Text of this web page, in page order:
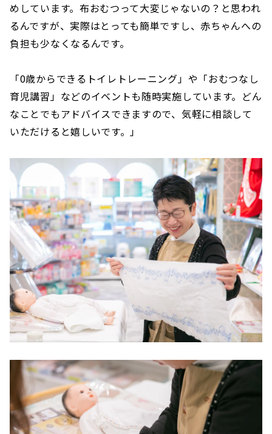
めしています。布おむつって大変じゃないの？と思われ
るんですが、実際はとっても簡単ですし、赤ちゃんへの
負担も少なくなるんです。
「0歳からできるトイレトレーニング」や「おむつなし
育児講習」などのイベントも随時実施しています。どん
なことでもアドバイスできますので、気軽に相談して
いただけると嬉しいです。」